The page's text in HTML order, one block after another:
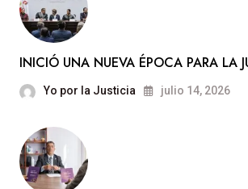
INICIÓ UNA NUEVA ÉPOCA PARA LA
Yo por la Justicia julio 14, 2026